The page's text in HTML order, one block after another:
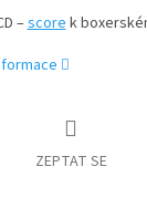
–scorek
ZEPTAT SE